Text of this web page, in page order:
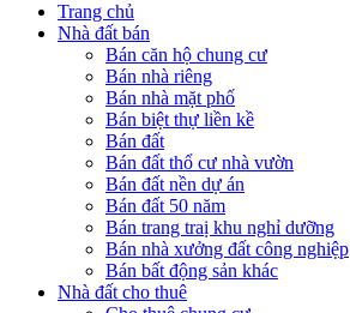
Trang chủ
Nhà đất bán
Bán căn hộ chung cư
Bán nhà riêng
Bán nhà mặt phố
Bán biệt thự liền kề
Bán đất
Bán đất thổ cư nhà vườn
Bán đất nền dự án
Bán đất 50 năm
Bán trang traị khu nghỉ dưỡng
Bán nhà xưởng đất công nghiệp
Bán bất động sản khác
Nhà đất cho thuê